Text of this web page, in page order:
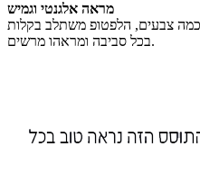
מראה אלגנטי וגמיש
כמה צבעים, הלפטופ משתלב בקלות
בכל סביבה ומראהו מרשים.